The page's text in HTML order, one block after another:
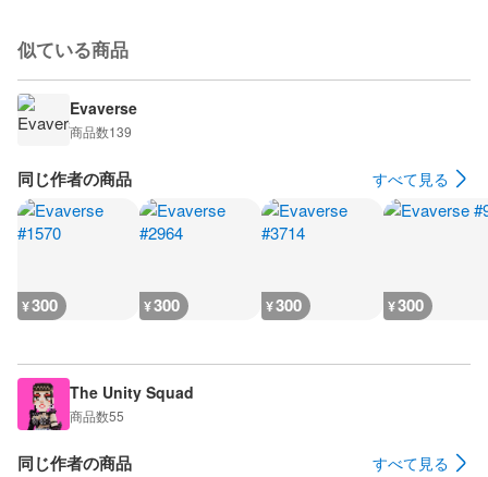
似ている商品
Evaverse
商品数139
同じ作者の商品 すべて見る
¥300 ¥300 ¥300 ¥300
The Unity Squad
商品数55
同じ作者の商品 すべて見る